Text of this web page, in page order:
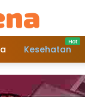
Kesehatan